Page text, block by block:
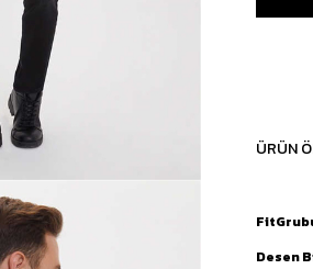
ÜRÜN
Desen